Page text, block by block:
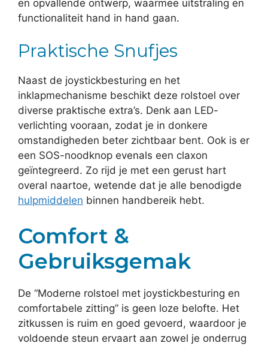
en opvallende ontwerp, waarmee uitstraling en
functionaliteit hand in hand gaan.
Praktische Snufjes
Naast de joystickbesturing en het
inklapmechanisme beschikt deze rolstoel over
diverse praktische extra’s. Denk aan LED-
verlichting vooraan, zodat je in donkere
omstandigheden beter zichtbaar bent. Ook is er
een SOS-noodknop evenals een claxon
geïntegreerd. Zo rijd je met een gerust hart
overal naartoe, wetende dat je alle benodigde
hulpmiddelen binnen handbereik hebt.
Comfort &
Gebruiksgemak
De “Moderne rolstoel met joystickbesturing en
comfortabele zitting” is geen loze belofte. Het
zitkussen is ruim en goed gevoerd, waardoor je
voldoende steun ervaart aan zowel je onderrug